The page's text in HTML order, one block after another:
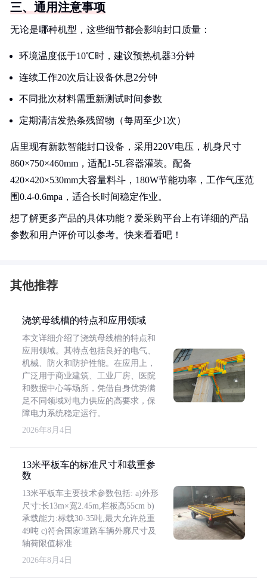
三、通用注意事项
无论是哪种机型，这些细节都会影响封口质量：
环境温度低于10℃时，建议预热机器3分钟
连续工作20次后让设备休息2分钟
不同批次材料需重新测试时间参数
定期清洁发热条残留物（每周至少1次）
店里现有新款智能封口设备，采用220V电压，机身尺寸
860×750×460mm，适配1-5L容器灌装。配备
420×420×530mm大容量料斗，180W节能功率，工作气压范
围0.4-0.6mpa，适合长时间稳定作业。
想了解更多产品的具体功能？爱采购平台上有详细的产品
参数和用户评价可以参考。快来看看吧！
其他推荐
浇筑母线槽的特点和应用领域
本文详细介绍了浇筑母线槽的特点和
应用领域。其特点包括良好的电气、
机械、防火和防护性能。在应用上，
广泛用于商业建筑、工业厂房、医院
和数据中心等场所，凭借自身优势满
足不同领域对电力供应的高要求，保
障电力系统稳定运行。
2026年8月4日
13米平板车的标准尺寸和载重参
数
13米平板车主要技术参数包括: a)外形
尺寸:长13m×宽2.45m,栏板高55cm b)
承载能力:标载30-35吨,最大允许总重
49吨 c)符合国家道路车辆外廓尺寸及
轴荷限值标准
2026年8月4日